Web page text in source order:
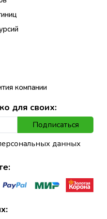
компании
для своих:
Подписаться
данных